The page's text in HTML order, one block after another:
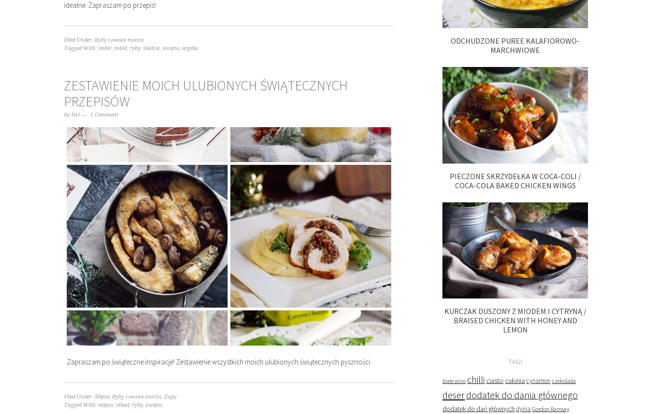
idealne. Zapraszam po przepis!
Filed Under: Ryby i owoce morza
Tagged With: imbir, miód, ryby, śledzie, święta, wigilia
ZESTAWIENIE MOICH ULUBIONYCH ŚWIĄTECZNYCH
PRZEPISÓW
by Dzi 1 Comment
Zapraszam po świąteczne inspiracje! Zestawienie wszystkich moich ulubionych świątecznych pyszności.
Filed Under: Mięsa, Ryby i owoce morza, Zupy
Tagged With: mięso, obiad, ryby, święta
ODCHUDZONE PUREE KALAFIOROWO-
MARCHWIOWE
PIECZONE SKRZYDEŁKA W COCA-COLI /
COCA-COLA BAKED CHICKEN WINGS
KURCZAK DUSZONY Z MIODEM I CYTRYNĄ /
BRAISED CHICKEN WITH HONEY AND
LEMON
TAGI
białe wino chilli ciasto cukinia cynamon czekolada
deserdodatek do dania głównego
dodatek do dań głównych dynia Gordon Ramsay